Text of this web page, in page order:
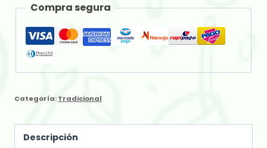
$ 2.650,00. $ 2.600,00.
Compra segura
Categoría:Tradicional
Descripción